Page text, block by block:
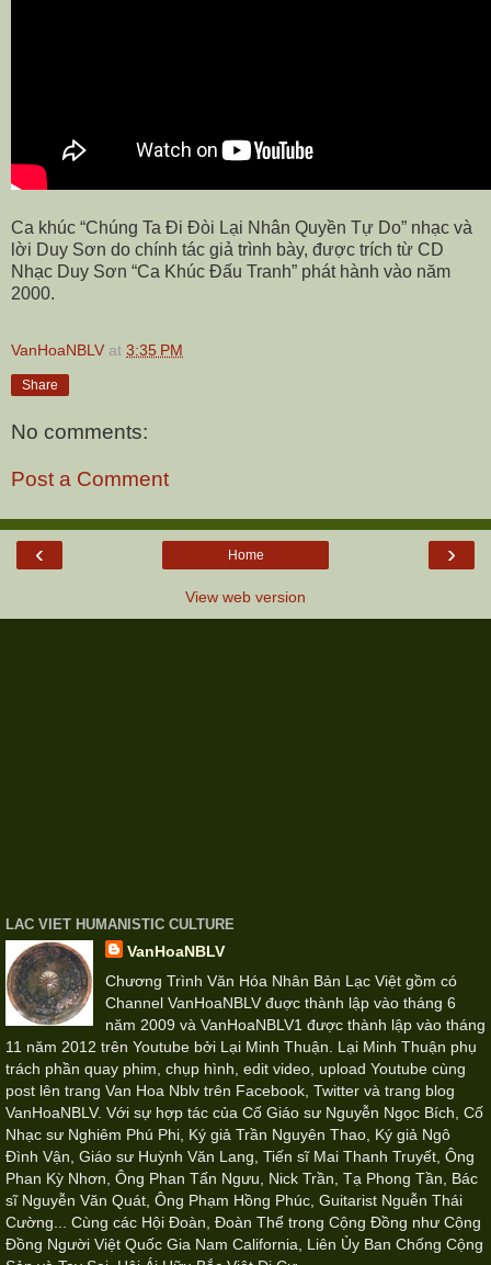
Ca khúc “Chúng Ta Đi Đòi Lại Nhân Quyền Tự Do” nhạc và
lời Duy Sơn do chính tác giả trình bày, được trích từ CD
Nhạc Duy Sơn “Ca Khúc Đấu Tranh” phát hành vào năm
2000.
VanHoaNBLV at 3:35 PM
Share
No comments:
Post a Comment
‹ ›
Home
View web version
LAC VIET HUMANISTIC CULTURE
VanHoaNBLV
Chương Trình Văn Hóa Nhân Bản Lạc Việt gồm có
Channel VanHoaNBLV đuợc thành lập vào tháng 6
năm 2009 và VanHoaNBLV1 được thành lập vào tháng
11 năm 2012 trên Youtube bởi Lại Minh Thuận. Lại Minh Thuận phụ
trách phần quay phim, chụp hình, edit video, upload Youtube cùng
post lên trang Van Hoa Nblv trên Facebook, Twitter và trang blog
VanHoaNBLV. Với sự hợp tác của Cố Giáo sư Nguyễn Ngọc Bích, Cố
Nhạc sư Nghiêm Phú Phi, Ký giả Trần Nguyên Thao, Ký giả Ngô
Đình Vận, Giáo sư Huỳnh Văn Lang, Tiến sĩ Mai Thanh Truyết, Ông
Phan Kỳ Nhơn, Ông Phan Tấn Ngưu, Nick Trần, Tạ Phong Tần, Bác
sĩ Nguyễn Văn Quát, Ông Phạm Hồng Phúc, Guitarist Nguễn Thái
Cường... Cùng các Hội Đoàn, Đoàn Thể trong Cộng Đồng như Cộng
Đồng Người Việt Quốc Gia Nam California, Liên Ủy Ban Chống Cộng